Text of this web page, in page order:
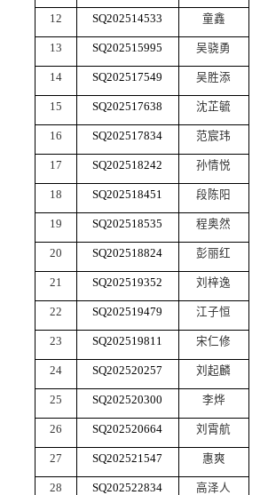
12 SQ202514533 童鑫
13 SQ202515995 吴骁勇
14 SQ202517549 吴胜添
15 SQ202517638 沈芷毓
16 SQ202517834 范宸玮
17 SQ202518242 孙情悦
18 SQ202518451 段陈阳
19 SQ202518535 程奥然
20 SQ202518824 彭丽红
21 SQ202519352 刘梓逸
22 SQ202519479 江子恒
23 SQ202519811 宋仁修
24 SQ202520257 刘起麟
25 SQ202520300 李烨
26 SQ202520664 刘霄航
27 SQ202521547 惠爽
28 SQ202522834 高泽人